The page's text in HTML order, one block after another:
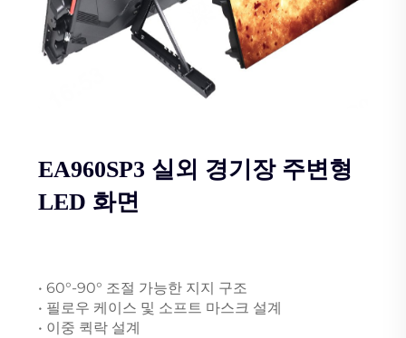
EA960SP3 실외 경기장 주변형
LED 화면
• 60°-90° 조절 가능한 지지 구조
• 필로우 케이스 및 소프트 마스크 설계
• 이중 퀵락 설계